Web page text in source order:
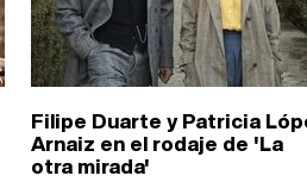
Filipe Duarte y Patricia
Arnaiz en el rodaje de 'La
otra mirada'